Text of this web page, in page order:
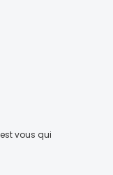
vous qui